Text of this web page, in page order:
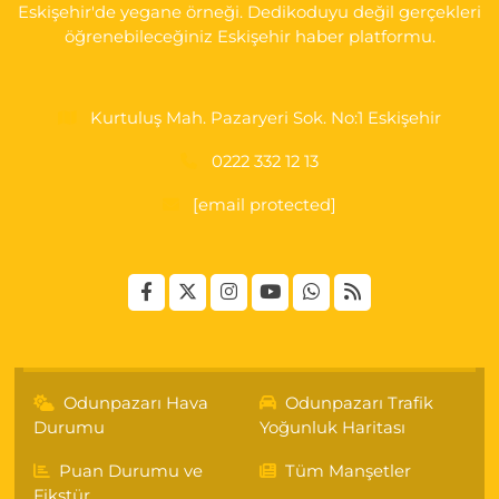
0 (222) 250 87 69 Yol Tarifi Al
Eskişehir'de yegane örneği. Dedikoduyu değil gerçekleri
öğrenebileceğiniz Eskişehir haber platformu.
Kurtuluş Mah. Pazaryeri Sok. No:1 Eskişehir
0222 332 12 13
[email protected]
Odunpazarı Hava
Durumu
Odunpazarı Trafik
Yoğunluk Haritası
Puan Durumu ve
Tüm Manşetler